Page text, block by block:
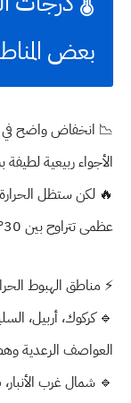
بعض
📉 انخفاض واضح
الأجواءربيعية لطيفة
🔥 لكن ستظل
عظمى تتراوح بين 30°C و34°C
⚡ مناطق الهبوط
🔹كركوك، أربيل،
العواصف الرعدية
🔹 شمال غرب